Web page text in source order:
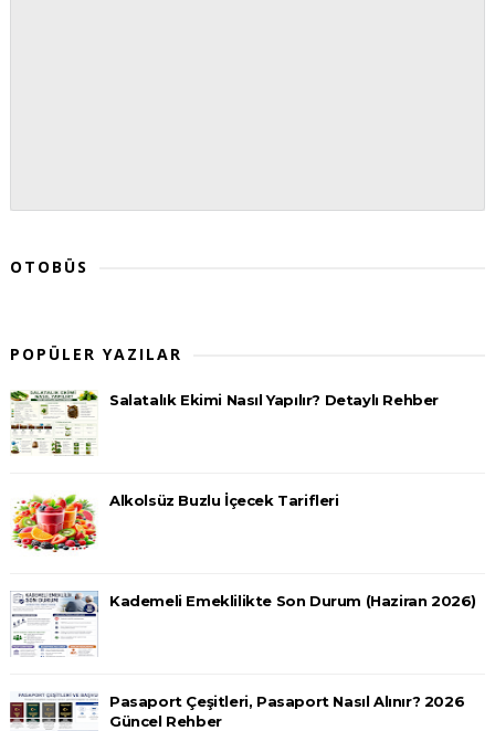
OTOBÜS
POPÜLER YAZILAR
Salatalık Ekimi Nasıl Yapılır? Detaylı Rehber
Alkolsüz Buzlu İçecek Tarifleri
Kademeli Emeklilikte Son Durum (Haziran 2026)
Pasaport Çeşitleri, Pasaport Nasıl Alınır? 2026
Güncel Rehber